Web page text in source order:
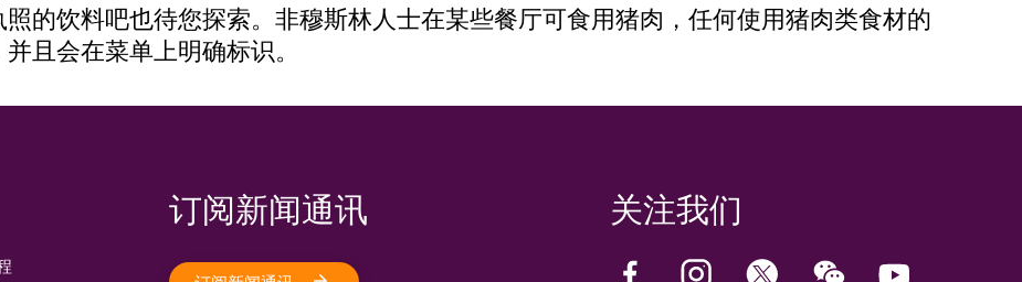
的饮料吧也待您探索。非穆斯林人士在某些餐厅可食用猪肉，任何使用猪肉类食材的
且会在菜单上明确标识。
订阅新闻通讯 关注我们